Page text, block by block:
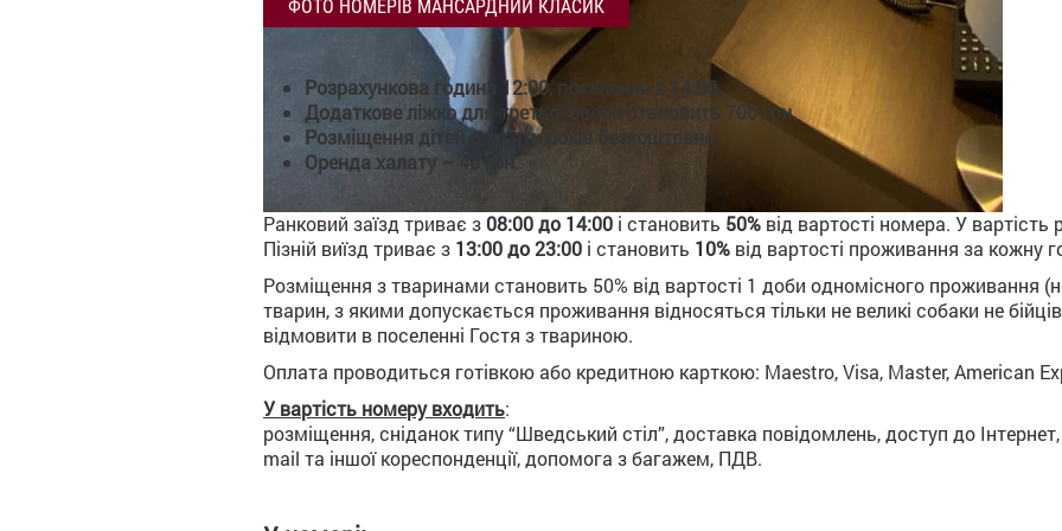
ФОТО НОМЕРІВ МАНСАРДНИЙ КЛАСИК
Розрахункова година 12:00, поселення з 14:00.
Додаткове ліжко для третьої особи становить 700 грн.
Розміщення дітей до п’яти років безкоштовне
Оренда халату – 40 грн..
Ранковий заїзд триває з 08:00 до 14:00 і становить 50% від вартості номера. У вартість
Пізній виїзд триває з 13:00 до 23:00 і становить 10% від вартості проживання за кожну
Розміщення з тваринами становить 50% від вартості 1 доби одномісного проживання
тварин, з якими допускається проживання відносяться тільки не великі собаки не
відмовити в поселенні Гостя з твариною.
Оплата проводиться готівкою або кредитною карткою: Maestro, Visa, Master, American
У вартість номеру входить:
розміщення, сніданок типу “Шведський стіл”, доставка повідомлень, доступ до
mail та іншої кореспонденції, допомога з багажем, ПДВ.